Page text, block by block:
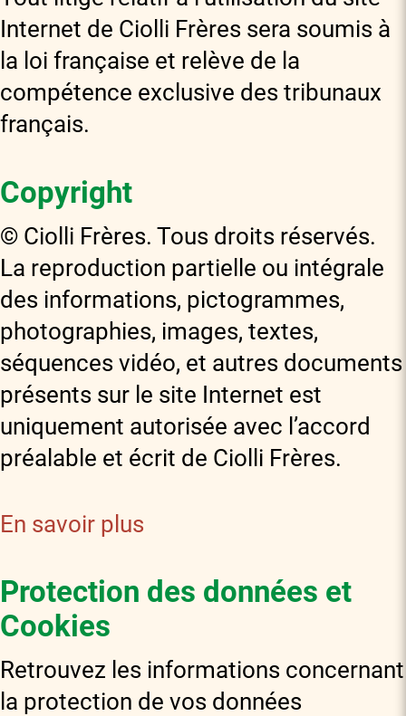
Internet de Ciolli Frères sera soumis à
la loi française et relève de la
compétence exclusive des tribunaux
français.
Copyright
© Ciolli Frères. Tous droits réservés.
La reproduction partielle ou intégrale
des informations, pictogrammes,
photographies, images, textes,
séquences vidéo, et autres documents
présents sur le site Internet est
uniquement autorisée avec l’accord
préalable et écrit de Ciolli Frères.
En savoir plus
Protection des données et
Cookies
Retrouvez les informations concernant
la protection de vos données